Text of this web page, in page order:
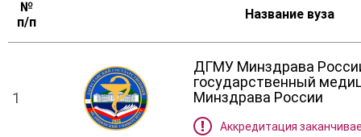
с ограниченными
возможностями
подготовка
№
п/п
Название вуза
1
ДГМУ Минздрава
государственный
Минздрава России
Аккредитация